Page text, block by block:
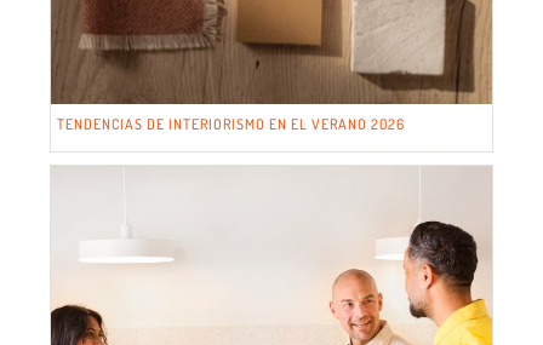
TENDENCIAS DE INTERIORISMO EN EL VERANO 2026